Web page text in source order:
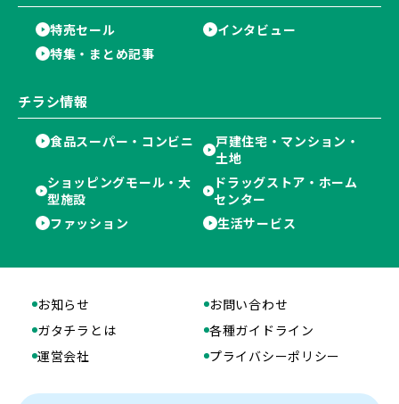
特売セール
インタビュー
特集・まとめ記事
チラシ情報
食品スーパー・コンビニ
戸建住宅・マンション・
土地
ショッピングモール・大
型施設
ドラッグストア・ホーム
センター
ファッション
生活サービス
お知らせ
お問い合わせ
ガタチラとは
各種ガイドライン
運営会社
プライバシーポリシー